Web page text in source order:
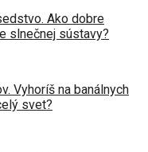
Ako dobre
slnečnej sústavy?
Vyhoríš na banálnych
svet?